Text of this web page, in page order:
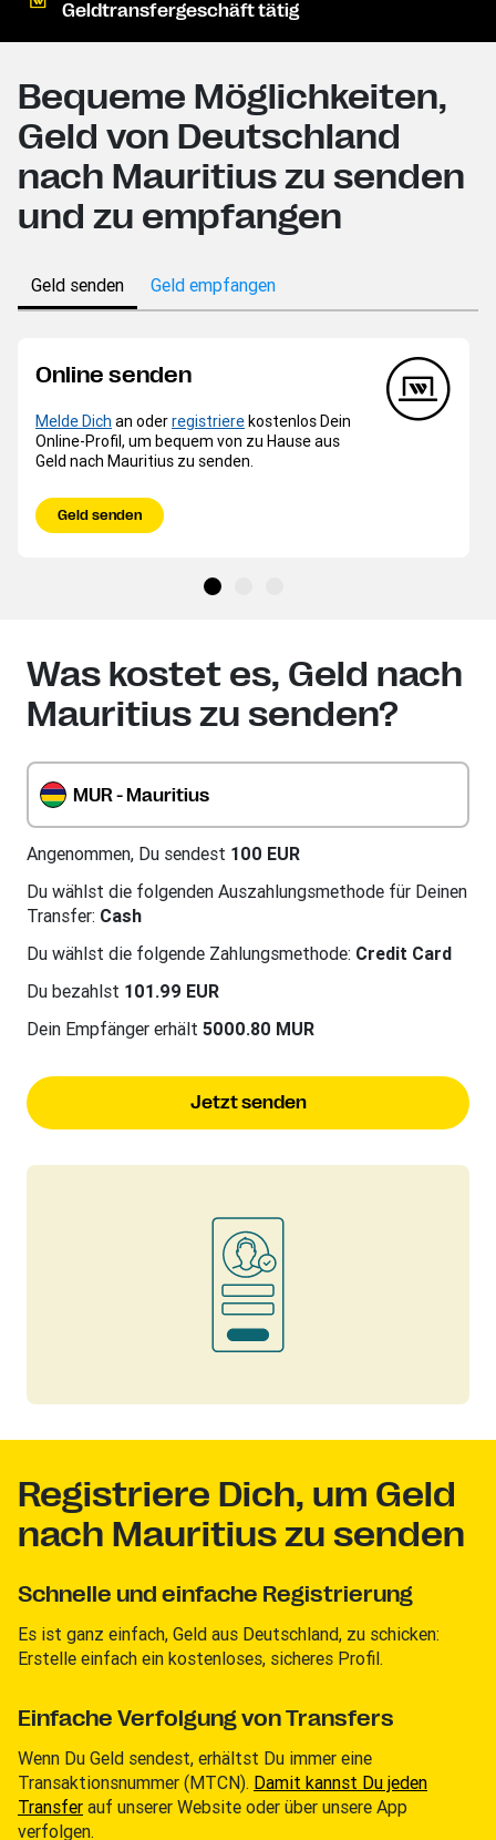
Geldtransfergeschäft tätig
Bequeme Möglichkeiten,
Geld von Deutschland
nach Mauritius zu senden
und zu empfangen
Geld senden Geld empfangen
Online senden
Melde Dich an oderregistrierekostenlos Dein
Online-Profil, um bequem von zu Hause aus
Geld nach Mauritius zu senden.
Geld senden
Was kostet es, Geld nach
Mauritius zu senden?
MUR - Mauritius
Angenommen, Du sendest 100 EUR
Du wählst die folgenden Auszahlungsmethode für Deinen
Transfer: Cash
Du wählst die folgende Zahlungsmethode: Credit Card
Du bezahlst 101.99 EUR
Dein Empfänger erhält 5000.80 MUR
Jetzt senden
Registriere Dich, um Geld
nach Mauritius zu senden
Schnelle und einfache Registrierung
Es ist ganz einfach, Geld aus Deutschland, zu schicken:
Erstelle einfach ein kostenloses, sicheres Profil.
Einfache Verfolgung von Transfers
Wenn Du Geld sendest, erhältst Du immer eine
Transaktionsnummer (MTCN). Damit kannst Du jeden
Transfer auf unserer Website oder über unsere App
verfolgen.